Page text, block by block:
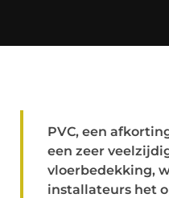
PVC, een
een zeer
vloerbedekking,
installateurs het